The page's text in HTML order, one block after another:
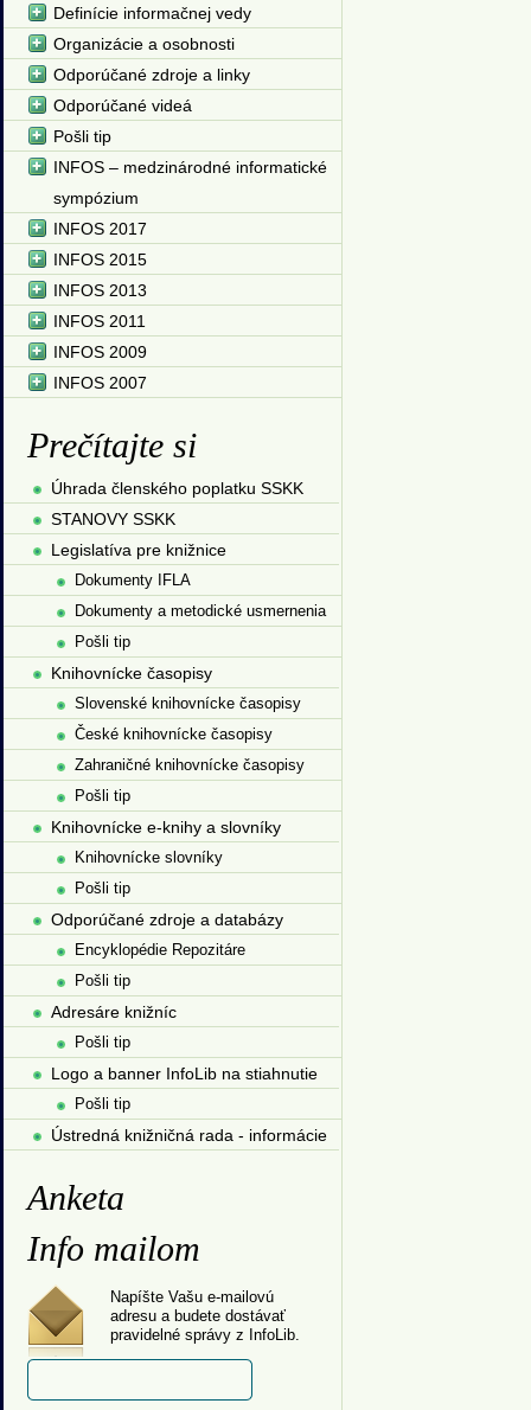
Definície informačnej vedy
Organizácie a osobnosti
Odporúčané zdroje a linky
Odporúčané videá
Pošli tip
INFOS – medzinárodné informatické
sympózium
INFOS 2017
INFOS 2015
INFOS 2013
INFOS 2011
INFOS 2009
INFOS 2007
Prečítajte si
Úhrada členského poplatku SSKK
STANOVY SSKK
Legislatíva pre knižnice
Dokumenty IFLA
Dokumenty a metodické usmernenia
Pošli tip
Knihovnícke časopisy
Slovenské knihovnícke časopisy
České knihovnícke časopisy
Zahraničné knihovnícke časopisy
Pošli tip
Knihovnícke e-knihy a slovníky
Knihovnícke slovníky
Pošli tip
Odporúčané zdroje a databázy
Encyklopédie Repozitáre
Pošli tip
Adresáre knižníc
Pošli tip
Logo a banner InfoLib na stiahnutie
Pošli tip
Ústredná knižničná rada - informácie
Anketa
Info mailom
Napíšte Vašu e-mailovú
adresu a budete dostávať
pravidelné správy z InfoLib.